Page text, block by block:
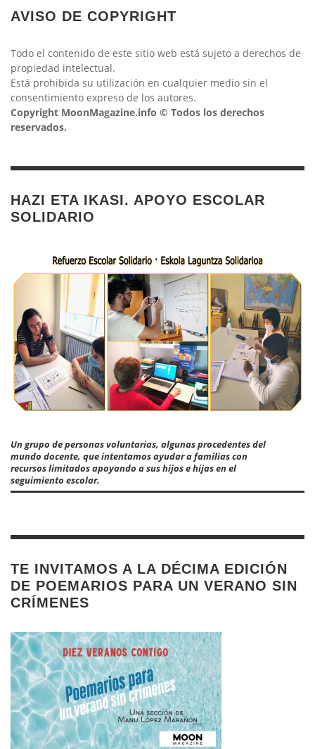
AVISO DE COPYRIGHT
Todo el contenido de este sitio web está sujeto a derechos de
propiedad intelectual.
Está prohibida su utilización en cualquier medio sin el
consentimiento expreso de los autores.
Copyright MoonMagazine.info © Todos los derechos
reservados.
HAZI ETA IKASI. APOYO ESCOLAR
SOLIDARIO
Un grupo de personas voluntarias, algunas procedentes del
mundo docente, que intentamos ayudar a familias con
recursos limitados apoyando a sus hijos e hijas en el
seguimiento escolar.
TE INVITAMOS A LA DÉCIMA EDICIÓN
DE POEMARIOS PARA UN VERANO SIN
CRÍMENES